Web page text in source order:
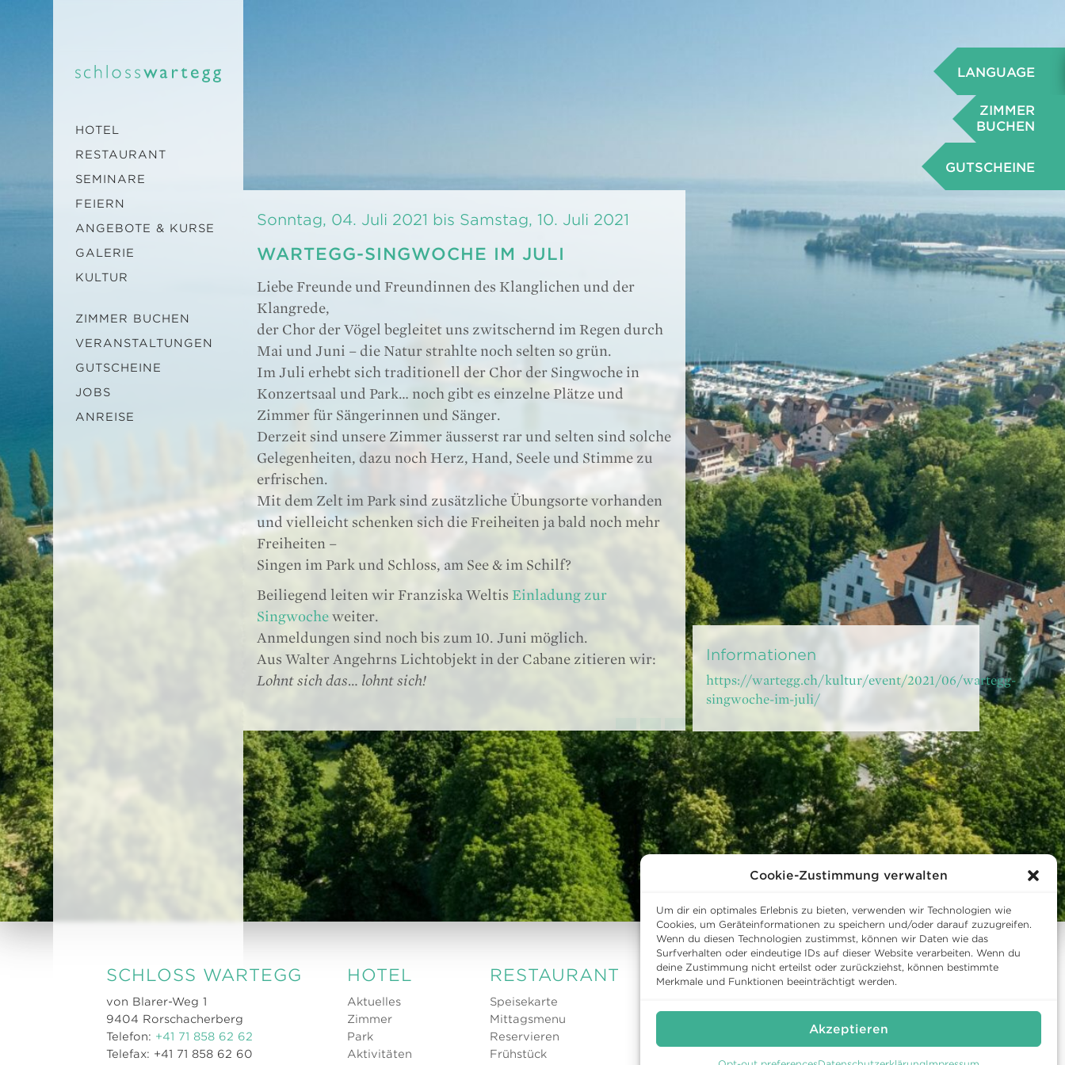
Cookie-Zustimmung verwalten
Um dir ein optimales Erlebnis zu bieten, verwenden wir Technologien wie
Cookies, um Geräteinformationen zu speichern und/oder darauf zuzugreifen.
Wenn du diesen Technologien zustimmst, können wir Daten wie das
Surfverhalten oder eindeutige IDs auf dieser Website verarbeiten. Wenn du
deine Zustimmung nicht erteilst oder zurückziehst, können bestimmte
Merkmale und Funktionen beeinträchtigt werden.
Akzeptieren
LANGUAGE
ZIMMER
BUCHEN
GUTSCHEINE
HOTEL
RESTAURANT
SEMINARE
FEIERN
ANGEBOTE & KURSE
GALERIE
KULTUR
ZIMMER BUCHEN
VERANSTALTUNGEN
GUTSCHEINE
JOBS
ANREISE
Sonntag, 04. Juli 2021 bis Samstag, 10. Juli 2021
WARTEGG-SINGWOCHE IM JULI
Liebe Freunde und Freundinnen des Klanglichen und der
Klangrede,
der Chor der Vögel begleitet uns zwitschernd im Regen durch
Mai und Juni – die Natur strahlte noch selten so grün.
Im Juli erhebt sich traditionell der Chor der Singwoche in
Konzertsaal und Park… noch gibt es einzelne Plätze und
Zimmer für Sängerinnen und Sänger.
Derzeit sind unsere Zimmer äusserst rar und selten sind solche
Gelegenheiten, dazu noch Herz, Hand, Seele und Stimme zu
erfrischen.
Mit dem Zelt im Park sind zusätzliche Übungsorte vorhanden
und vielleicht schenken sich die Freiheiten ja bald noch mehr
Freiheiten –
Singen im Park und Schloss, am See & im Schilf?
Beiliegend leiten wir Franziska WeltisEinladung zur
Singwoche weiter.
Anmeldungen sind noch bis zum 10. Juni möglich.
Aus Walter Angehrns Lichtobjekt in der Cabane zitieren wir:
Lohnt sich das… lohnt sich!
Informationen
https://wartegg.ch/kultur/event/2021/06/wartegg-
singwoche-im-juli/
SCHLOSS WARTEGG
von Blarer-Weg 1
9404 Rorschacherberg
Telefon: +41 71 858 62 62
Telefax: +41 71 858 62 60
HOTEL
Aktuelles
Zimmer
Park
Aktivitäten
RESTAURANT
Speisekarte
Mittagsmenu
Reservieren
Frühstück
KULTUR WARTEGG AUF
FACEBOOK
WARTEGG AUF
INSTAGRAM